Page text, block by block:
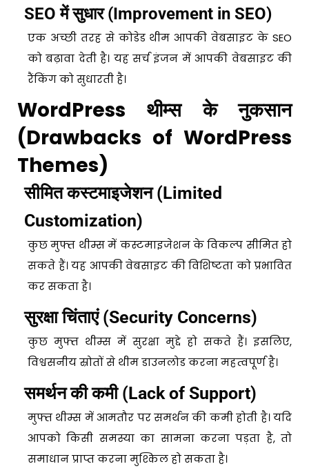
SEO में सुधार (Improvement in SEO)
एक अच्छी तरह से कोडेड थीम आपकी वेबसाइट के SEO
को बढ़ावा देती है। यह सर्च इंजन में आपकी वेबसाइट की
रैंकिंग को सुधारती है।
WordPress थीम्स के नुकसान
(Drawbacks of WordPress
Themes)
सीमित कस्टमाइजेशन (Limited
Customization)
कुछ मुफ्त थीम्स में कस्टमाइजेशन के विकल्प सीमित हो
सकते हैं। यह आपकी वेबसाइट की विशिष्टता को प्रभावित
कर सकता है।
सुरक्षा चिंताएं (Security Concerns)
कुछ मुफ्त थीम्स में सुरक्षा मुद्दे हो सकते हैं। इसलिए,
विश्वसनीय स्रोतों से थीम डाउनलोड करना महत्वपूर्ण है।
समर्थन की कमी (Lack of Support)
मुफ्त थीम्स में आमतौर पर समर्थन की कमी होती है। यदि
आपको किसी समस्या का सामना करना पड़ता है, तो
समाधान प्राप्त करना मुश्किल हो सकता है।